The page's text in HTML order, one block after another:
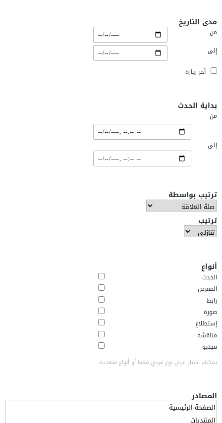
مدى التاريخ
من
إلى
آخر زيارة
بداية الحدث
من
إلى
ترتيب بواسطة
ترتيب
أنواع
الحدث
المعرض
رابط
صورة
إستطلاع
مناقشة
فيديو
يمكنك اختيار عرض نوع فردي فقط أو أنواع متعددة.
المصادر